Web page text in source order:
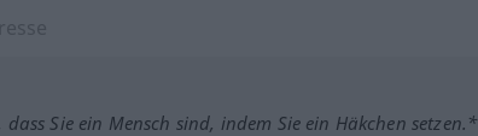
Sie ein Mensch sind, indem Sie ein Häkchen setzen.*